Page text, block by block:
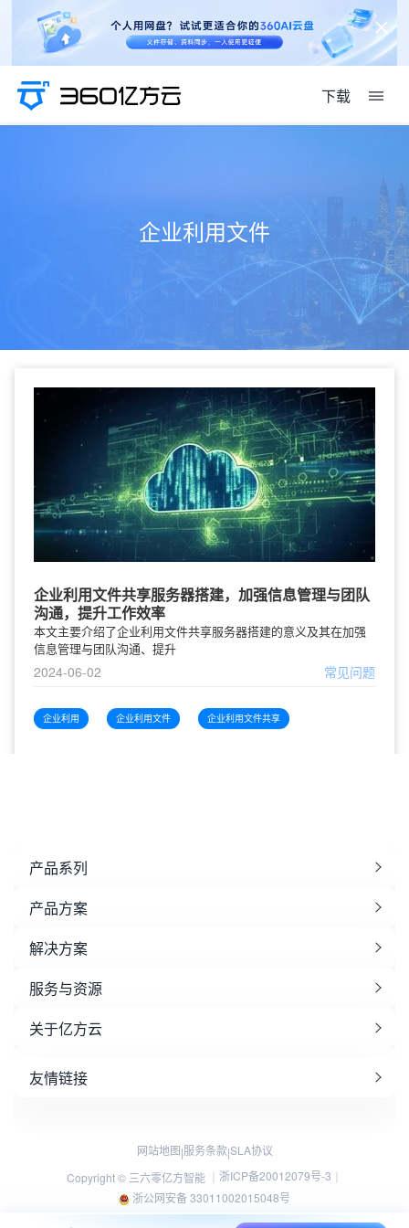
下载
企业利用文件
企业利用文件共享服务器搭建，加强信息管理与团队
沟通，提升工作效率
本文主要介绍了企业利用文件共享服务器搭建的意义及其在加强
信息管理与团队沟通、提升
2024-06-02 常见问题
企业利用 企业利用文件 企业利用文件共享
产品系列
产品方案
解决方案
服务与资源
关于亿方云
友情链接
网站地图|服务条款|SLA协议
Copyright © 三六零亿方智能 ｜ 浙ICP备20012079号-3 ｜
浙公网安备 33011002015048号